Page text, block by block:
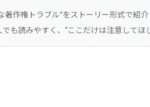
著作権トラブル”をストーリー形式で紹
も読みやすく、“ここだけは注意してほ